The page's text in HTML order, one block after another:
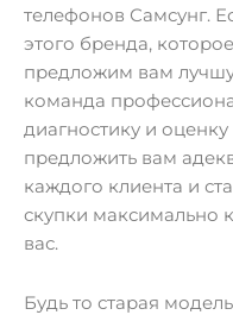
телефонов Самсунг.
этого бренда,
предложим вам
команда
диагностику и
предложить вам
каждого клиента и
скупки
вас.
Будь то старая